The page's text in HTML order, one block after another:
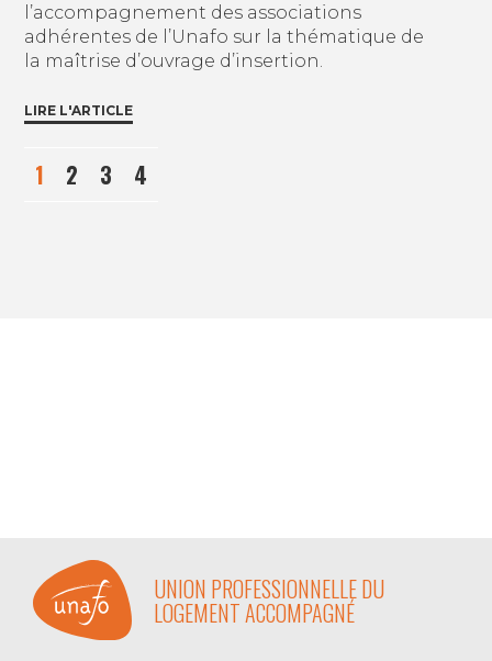
l’accompagnement des associations
adhérentes de l’Unafo sur la thématique de
la maîtrise d’ouvrage d’insertion.
LIRE L'ARTICLE
1 2 3 4
UNION PROFESSIONNELLE DU
LOGEMENT ACCOMPAGNÉ